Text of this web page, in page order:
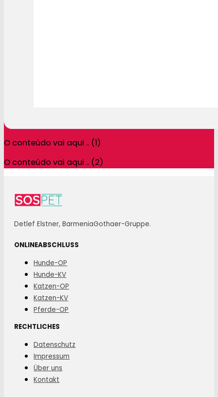
O conteúdo vai aqui .. (1)
O conteúdo vai aqui .. (2)
Detlef Elstner, BarmeniaGothaer-Gruppe.
ONLINEABSCHLUSS
Hunde-OP
Hunde-KV
Katzen-OP
Katzen-KV
Pferde-OP
RECHTLICHES
Datenschutz
Impressum
Über uns
Kontakt